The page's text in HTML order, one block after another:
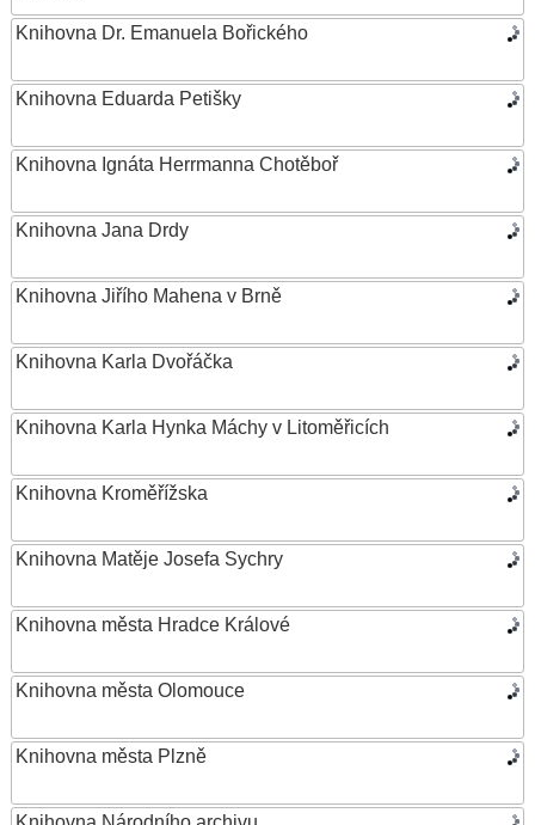
Knihovna Dr. Emanuela Bořického
Knihovna Eduarda Petišky
Knihovna Ignáta Herrmanna Chotěboř
Knihovna Jana Drdy
Knihovna Jiřího Mahena v Brně
Knihovna Karla Dvořáčka
Knihovna Karla Hynka Máchy v Litoměřicích
Knihovna Kroměřížska
Knihovna Matěje Josefa Sychry
Knihovna města Hradce Králové
Knihovna města Olomouce
Knihovna města Plzně